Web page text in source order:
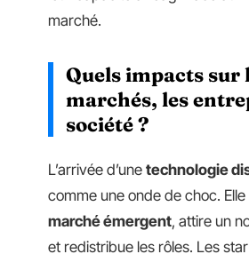
marché.
Quels impacts sur
marchés, les
société ?
L’arrivée d’une technologie
comme une onde de choc.
marché émergent, attire un
et redistribue les rôles. Les